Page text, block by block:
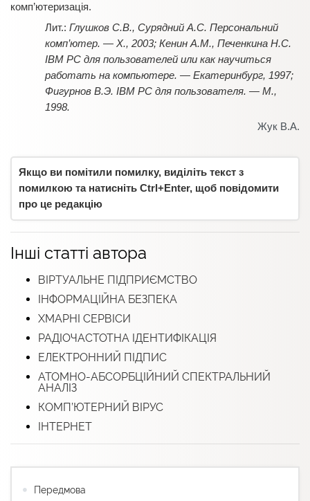
комп’ютеризація.
Глушков С.В., Сурядний А.С. Персональний
комп’ютер. — Х., 2003; Кенин А.М., Печенкина Н.С.
IBM PC для пользователей или как научиться
работать на компьютере. — Екатеринбург, 1997;
Фигурнов В.Э. IBM PC для пользователя. — М.,
1998.
Жук В.А.
Якщо ви помітили помилку, виділіть текст з
помилкою та натисніть Ctrl+Enter, щоб повідомити
про це редакцію
Інші статті автора
ВІРТУАЛЬНЕ ПІДПРИЄМСТВО
ІНФОРМАЦІЙНА БЕЗПЕКА
ХМАРНІ СЕРВІСИ
РАДІОЧАСТОТНА ІДЕНТИФІКАЦІЯ
ЕЛЕКТРОННИЙ ПІДПИС
АТОМНО-АБСОРБЦІЙНИЙ СПЕКТРАЛЬНИЙ
АНАЛІЗ
КОМП’ЮТЕРНИЙ ВІРУС
ІНТЕРНЕТ
Передмова